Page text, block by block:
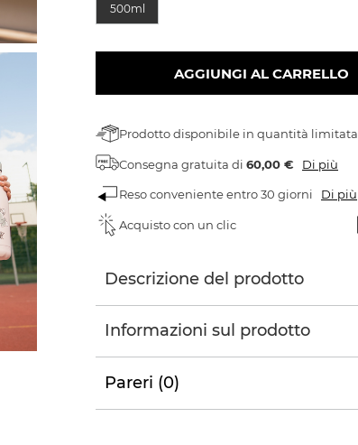
500ml
AGGIUNGI AL CARRELLO
Prodotto disponibile in quantità limitata
Consegna gratuita di60,00 € Di più
Reso conveniente entro 30 giorni Di più
Acquisto con un clic
Descrizione del prodotto
Informazioni sul prodotto
Pareri (0)